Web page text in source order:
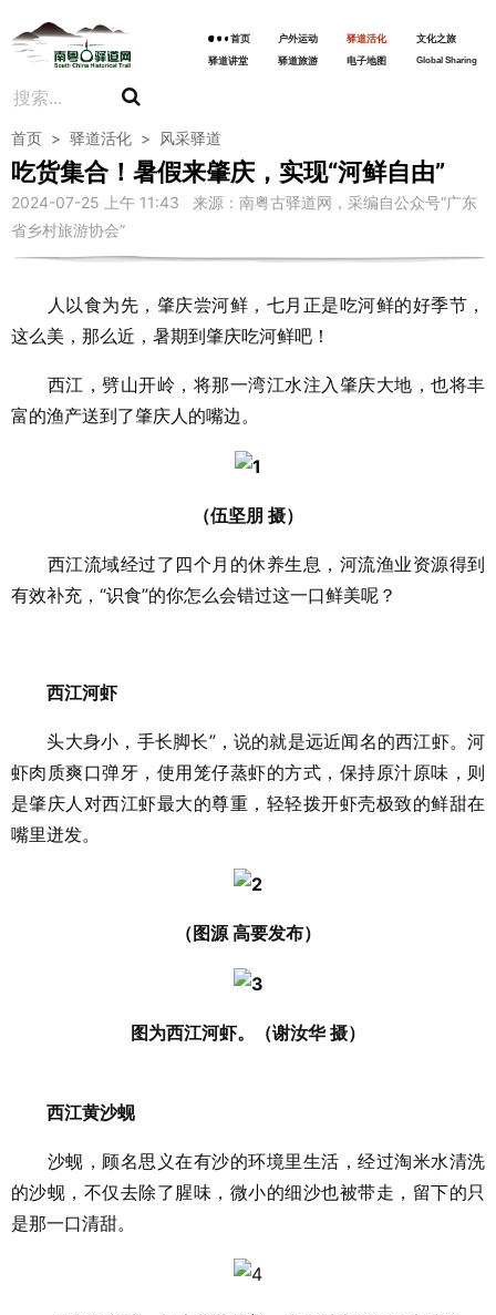
首页 户外运动 驿道活化
文化之旅
驿道讲堂
驿道旅游 电子地图 Global Sharing
首页 > 驿道活化 > 风采驿道
吃货集合！暑假来肇庆，实现“河鲜自由”
2024-07-25 上午 11:43 来源：南粤古驿道网，采编自公众号“广东
省乡村旅游协会”
人以食为先，肇庆尝河鲜，七月正是吃河鲜的好季节，
这么美，那么近，暑期到肇庆吃河鲜吧！
西江，劈山开岭，将那一湾江水注入肇庆大地，也将丰
富的渔产送到了肇庆人的嘴边。
（伍坚朋 摄）
西江流域经过了四个月的休养生息，河流渔业资源得到
有效补充，“识食”的你怎么会错过这一口鲜美呢？
西江河虾
头大身小，手长脚长”，说的就是远近闻名的西江虾。河
虾肉质爽口弹牙，使用笼仔蒸虾的方式，保持原汁原味，则
是肇庆人对西江虾最大的尊重，轻轻拨开虾壳极致的鲜甜在
嘴里迸发。
（图源 高要发布）
图为西江河虾。（谢汝华 摄）
西江黄沙蚬
沙蚬，顾名思义在有沙的环境里生活，经过淘米水清洗
的沙蚬，不仅去除了腥味，微小的细沙也被带走，留下的只
是那一口清甜。